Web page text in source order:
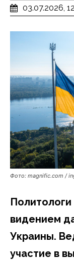
03.07.2026,
Фото: magnific.com /
видением
Украины.
участие в